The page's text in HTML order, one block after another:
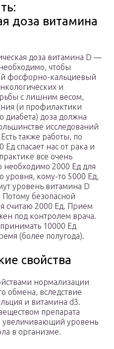
доза витамина
доза витамина D —
чтобы
фосфорно-кальциевый
и
с лишним весом,
(и профилактики
диабета) доза должна
исследований
также работы, по
спасает нас от рака и
все очень
2000 Ед для
уровня, кому-то 5000 Ед,
уровень витамина D
безопасной
считаю 2000 Ед. Прием
под контролем врача.
10000 Ед
(более полугода).
свойства
нормализации
обмена, вследствие
и витамина d3.
препарата
увеличивающий уровень
в организме.